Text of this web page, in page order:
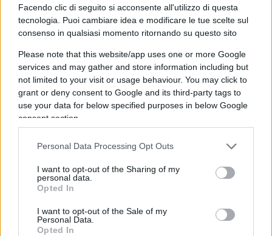
Facendo clic di seguito si acconsente all'utilizzo di questa
tecnologia. Puoi cambiare idea e modificare le tue scelte sul
consenso in qualsiasi momento ritornando su questo sito
Please note that this website/app uses one or more Google
services and may gather and store information including but
not limited to your visit or usage behaviour. You may click to
grant or deny consent to Google and its third-party tags to
use your data for below specified purposes in below Google
consent section.
Personal Data Processing Opt Outs
I want to opt-out of the Sharing of my
personal data.
Opted In
I want to opt-out of the Sale of my
Personal Data.
Opted In
dichiarandosi pronto a fare appello. Ora, sebbene
si tratta di una cifra enorme, ben56 miliardi di
, che avrebbero fatto di Musk il dirigente
più pagato e premiato del globo. Eventualità la
quale, ovviamente, avrebbe ulteriormente
alimentatoil vento dell’invidia sociale, su cui
anche in America soffiano molti dei cosiddetti
Ipocrisia sinistra: sbraita su Musk, tace su
Cara sinistra, invece di pensare a Musk: apri gli